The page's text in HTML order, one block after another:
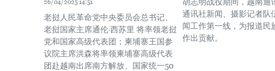
26/04/2025 14:51
老挝人民革命党中央委员会总书记、
老挝国家主席通伦·西苏里 将率领老挝
党和国家高级代表团；柬埔寨王国参
议院主席洪森将率领柬埔寨高级代表
团赴越南出席南方解放、国家统一50
通讯社新闻、摄影记者队
闻工作第一线，为报道民
作出贡献。